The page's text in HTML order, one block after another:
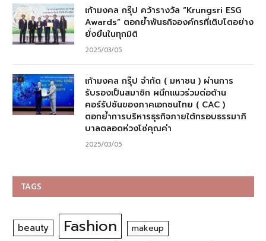
เก้ามงคล กรุ๊ป คว้ารางวัล “Krungsri ESG
Awards” ตอกย้ำพันธกิจองค์กรที่เติบโตอย่าง
ยั่งยืนในทุกมิติ
2025/03/05
เก้ามงคล กรุ๊ป จำกัด ( มหาชน ) ผ่านการ
รับรองเป็นสมาชิก ผนึกแนวร่วมต่อต้าน
คอร์รัปชันของภาคเอกชนไทย ( CAC )
ตอกย้ำการบริหารธุรกิจภายใต้กรอบธรรมาภิ
บาลตลอดห่วงโซ่คุณค่า
2025/03/05
TAGS
beauty Fashion makeup